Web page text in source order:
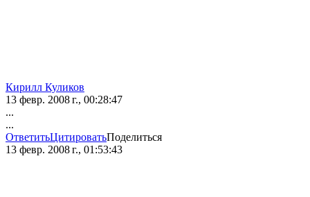
Кирилл Куликов
13 февр. 2008 г., 00:28:47
...
...
ОтветитьЦитироватьПоделиться
13 февр. 2008 г., 01:53:43